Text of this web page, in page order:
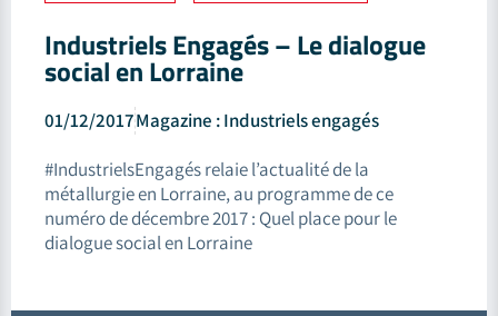
Industriels Engagés – Le dialogue
social en Lorraine
01/12/2017Magazine : Industriels engagés
#IndustrielsEngagés relaie l’actualité de la
métallurgie en Lorraine, au programme de ce
numéro de décembre 2017 : Quel place pour le
dialogue social en Lorraine